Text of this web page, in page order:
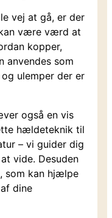
vej at gå, er der
være værd at
kopper,
anvendes som
ulemper der er
også en vis
hældeteknik til
– vi guider dig
vide. Desuden
som kan hjælpe
dine